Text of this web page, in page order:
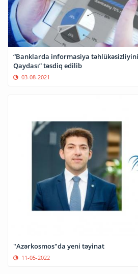
“Banklarda informasiya
Qaydası” təsdiq edilib
03-08-2021
"Azərkosmos"da yeni təyinat
11-05-2022